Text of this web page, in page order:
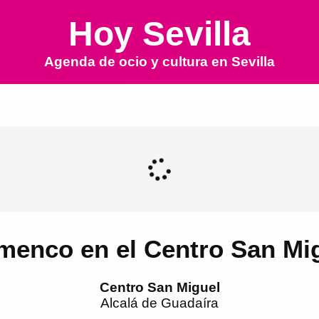
Hoy Sevilla
Agenda de ocio y cultura en Sevilla
en el Centro San
Centro San Miguel
Alcalá de Guadaíra